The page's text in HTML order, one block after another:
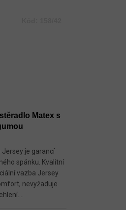
Matex s
Jersey je garancí
spánku. Kvalitní
vazba Jersey
nevyžaduje